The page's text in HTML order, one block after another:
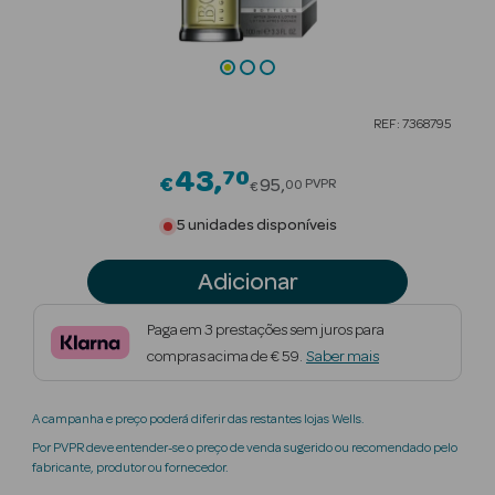
Beauty Season
Beauty Season
Nutricosmética
Perfumes
Beauty Season
REF: 7368795
€43 70Price reduced from
€95 00 PVPR
5 unidades disponíveis
Adicionar
Paga em 3 prestações sem juros para
compras acima de € 59. Saber mais
A campanha e preço poderá diferir das restantes lojas Wells.
Por PVPR deve entender-se o preço de venda sugerido ou recomendado pelo
fabricante, produtor ou fornecedor.